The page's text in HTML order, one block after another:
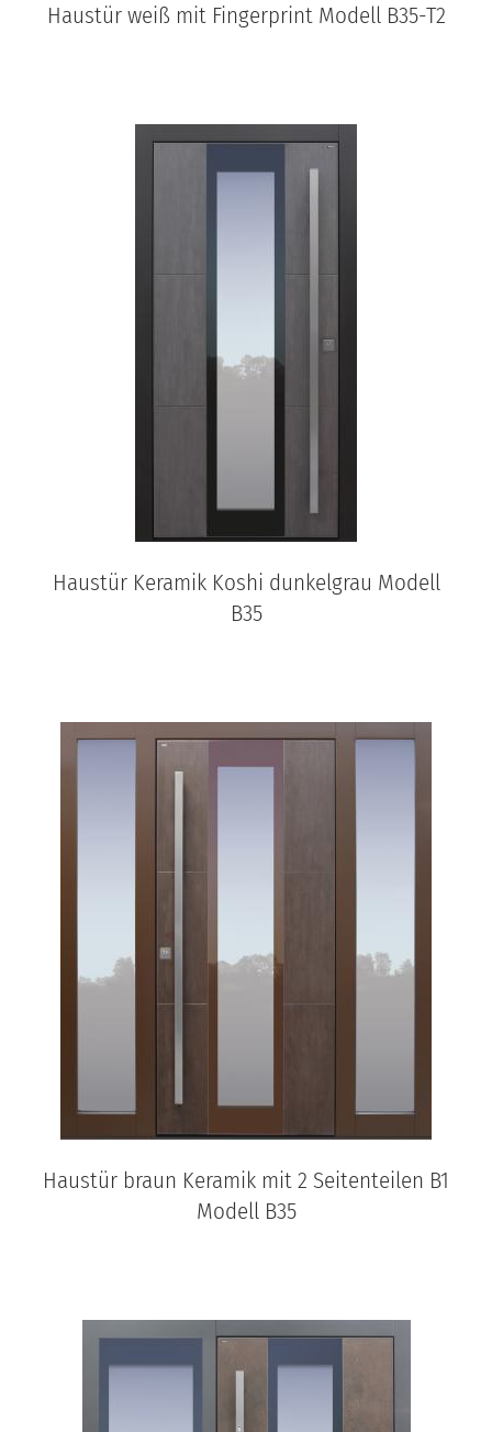
Haustür weiß mit Fingerprint Modell B35-T2
Haustür Keramik Koshi dunkelgrau Modell
B35
Haustür braun Keramik mit 2 Seitenteilen B1
Modell B35